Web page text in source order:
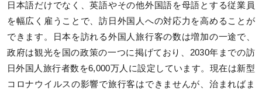
日本語だけでなく、英語やその他外国語を母語とする従業員
を幅広く雇うことで、訪日外国人への対応力を高めることが
できます。日本を訪れる外国人旅行客の数は増加の一途で、
政府は観光を国の政策の一つに掲げており、2030年までの訪
日外国人旅行者数を6,000万人に設定しています。現在は新型
コロナウイルスの影響で旅行客はできませんが、治まればま